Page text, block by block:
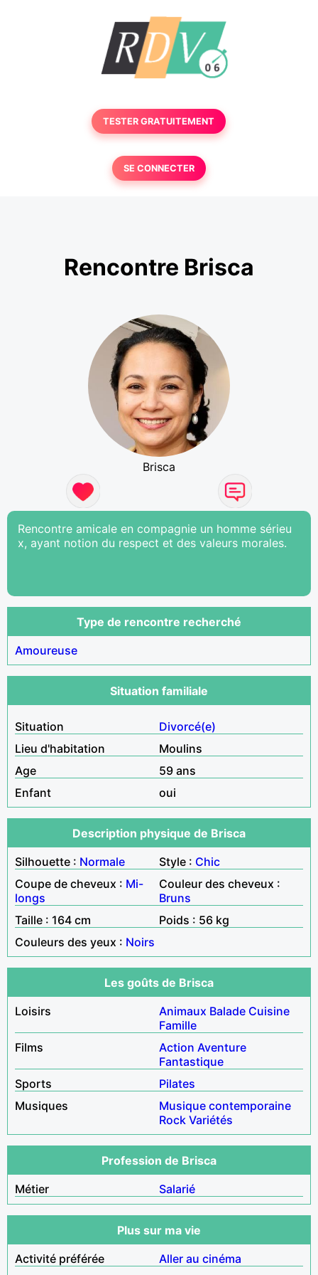
TESTER GRATUITEMENT
SE CONNECTER
Rencontre Brisca
Brisca
Rencontre amicale en compagnie un homme sérieu
x, ayant notion du respect et des valeurs morales.
Type de rencontre recherché
Amoureuse
Situation familiale
Situation
Divorcé(e)
Lieu d'habitation
Moulins
Age
59 ans
Enfant
oui
Description physique de Brisca
Silhouette : Normale Style : Chic
Coupe de cheveux : Mi-
longs
Couleur des cheveux :
Bruns
Taille : 164 cm
Poids : 56 kg
Couleurs des yeux : Noirs
Les goûts de Brisca
Loisirs
Animaux Balade Cuisine
Famille
Films
Action Aventure
Fantastique
Sports
Pilates
Musiques
Musique contemporaine
Rock Variétés
Profession de Brisca
Métier
Salarié
Plus sur ma vie
Activité préférée
Aller au cinéma